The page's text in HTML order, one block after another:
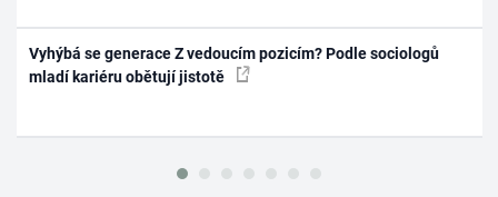
Vyhýbá se generace Z vedoucím pozicím? Podle sociologů
mladí kariéru obětují jistotě